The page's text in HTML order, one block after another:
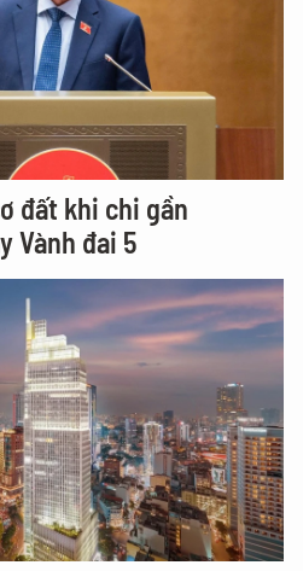
đất khi chi gần
Vành đai 5